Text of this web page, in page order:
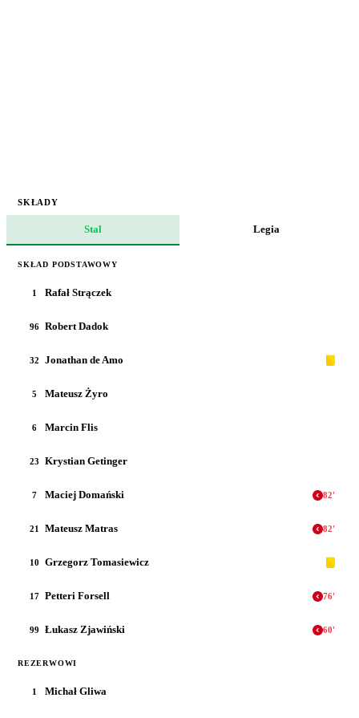
SKŁADY
Stal Legia
SKŁAD PODSTAWOWY
1 Rafał Strączek
96 Robert Dadok
32 Jonathan de Amo
5 Mateusz Żyro
6 Marcin Flis
23 Krystian Getinger
7 Maciej Domański 82'
21 Mateusz Matras 82'
10 Grzegorz Tomasiewicz
17 Petteri Forsell 76'
99 Łukasz Zjawiński 60'
REZERWOWI
1 Michał Gliwa